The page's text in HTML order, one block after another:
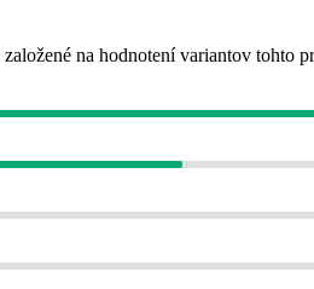
na hodnotení variantov tohto